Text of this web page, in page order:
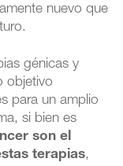
nuevo que
génicas y
objetivo
para un amplio
si bien es
son el
terapias,